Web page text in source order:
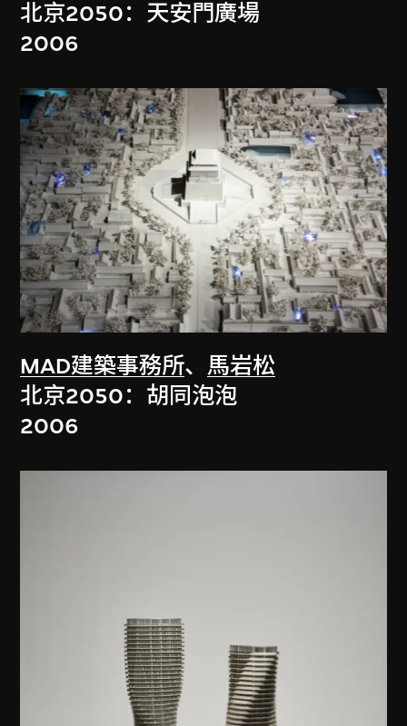
北京2050：天安門廣場
2006
MAD建築事務所、 馬岩松
北京2050：胡同泡泡
2006